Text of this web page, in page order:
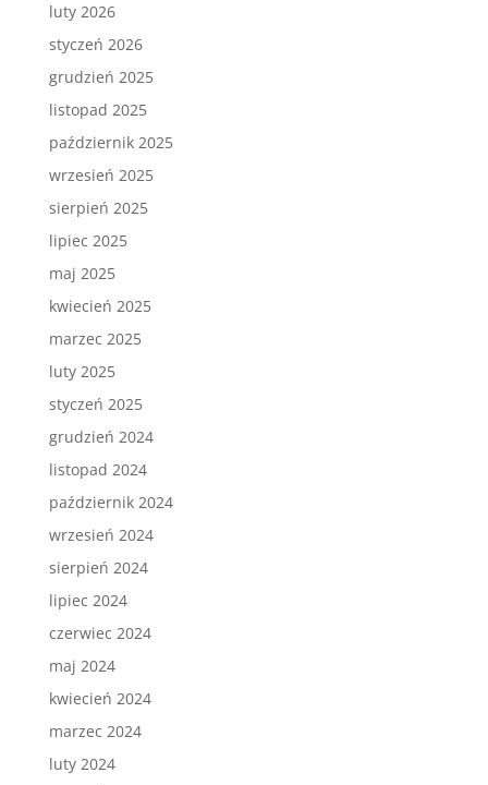
luty 2026
styczeń 2026
grudzień 2025
listopad 2025
październik 2025
wrzesień 2025
sierpień 2025
lipiec 2025
maj 2025
kwiecień 2025
marzec 2025
luty 2025
styczeń 2025
grudzień 2024
listopad 2024
październik 2024
wrzesień 2024
sierpień 2024
lipiec 2024
czerwiec 2024
maj 2024
kwiecień 2024
marzec 2024
luty 2024